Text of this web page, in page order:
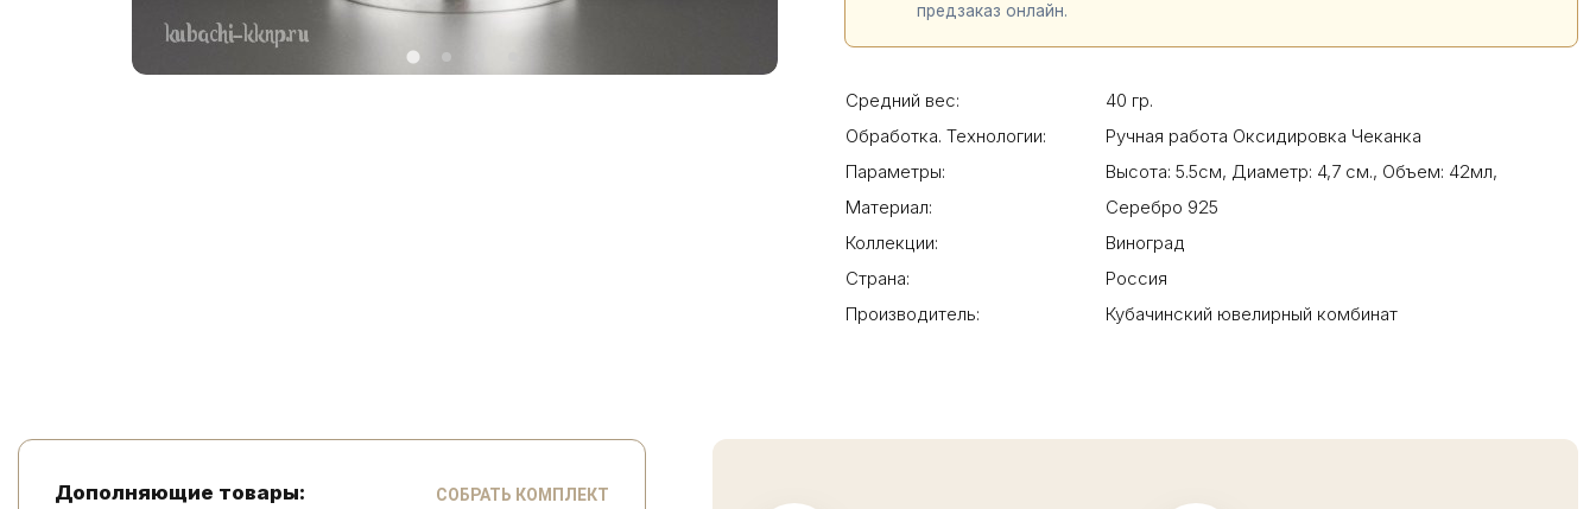
предзаказ онлайн.
Средний вес:
40 гр.
Обработка. Технологии:
Ручная работа Оксидировка Чеканка
Параметры:
Высота: 5.5см, Диаметр: 4,7 cм., Объем: 42мл,
Материал:
Серебро 925
Коллекции:
Виноград
Страна:
Россия
Производитель:
Кубачинский ювелирный комбинат
Дополняющие товары: СОБРАТЬ КОМПЛЕКТ